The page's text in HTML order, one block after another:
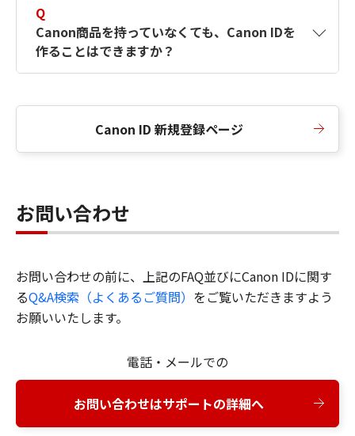
Q
Canon商品を持っていなくても、Canon IDを
作ることはできますか？
Canon ID 新規登録ページ
お問い合わせ
お問い合わせの前に、上記のFAQ並びにCanon IDに関す
るQ&A検索（よくあるご質問） をご覧いただきますよう
お願いいたします。
電話・メールでの
お問い合わせはサポートの詳細へ